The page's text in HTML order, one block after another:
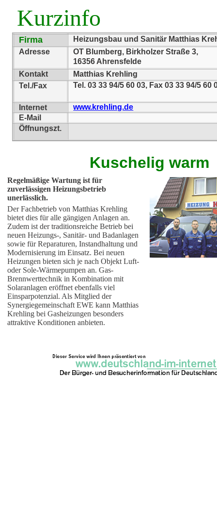
Regelmäßige Wartung ist für
zuverlässigen Heizungsbetrieb
unerlässlich.
Der Fachbetrieb von Matthias Krehling
bietet dies für alle gängigen Anlagen an.
Zudem ist der traditionsreiche Betrieb bei
neuen Heizungs-, Sanitär- und Badanlagen
sowie für Reparaturen, Instandhaltung und
Modernisierung im Einsatz. Bei neuen
Heizungen bieten sich je nach Objekt Luft-
oder Sole-Wärmepumpen an. Gas-
Brennwerttechnik in Kombination mit
Solaranlagen eröffnet ebenfalls viel
Einsparpotenzial. Als Mitglied der
Synergiegemeinschaft EWE kann Matthias
Krehling bei Gasheizungen besonders
attraktive Konditionen anbieten.
Kuschelig warm
Kurzinfo
Firma
Heizungsbau und Sanitär Matthias
Adresse
OT Blumberg, Birkholzer Straße 3,
16356 Ahrensfelde
Kontakt
Matthias Krehling
Tel./Fax
Tel. 03 33 94/5 60 03, Fax 03 33 94/5 60
Internet
www.krehling.de
E-Mail
Öffnungszt.